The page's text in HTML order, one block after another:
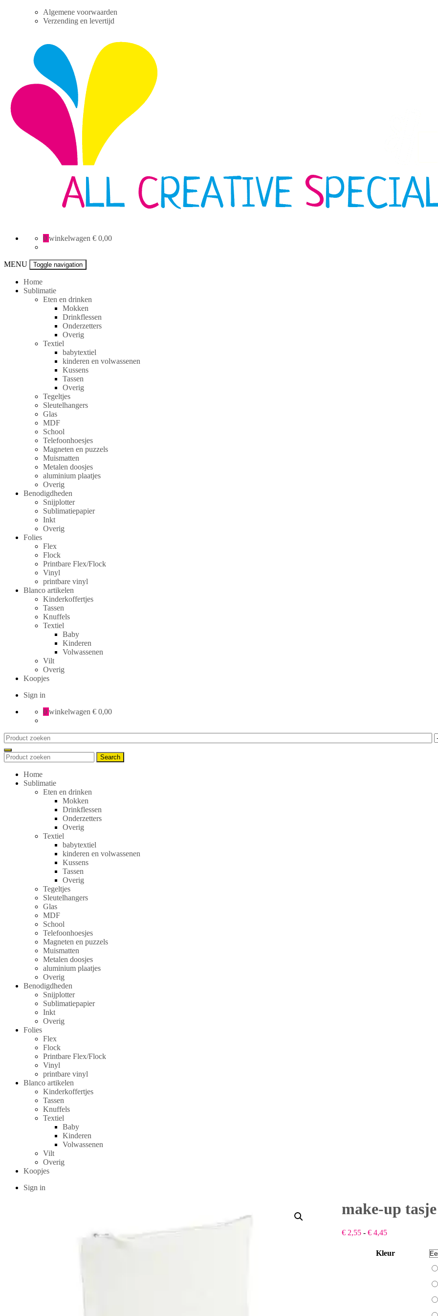
Algemene voorwaarden
Verzending en levertijd
Creative
0 winkelwagen € 0,00
MENU Toggle navigation
Home
Sublimatie
Eten en drinken
Mokken
Drinkflessen
Onderzetters
Overig
Textiel
babytextiel
kinderen en volwassenen
Kussens
Tassen
Overig
Tegeltjes
Sleutelhangers
Glas
MDF
School
Telefoonhoesjes
Magneten en puzzels
Muismatten
Metalen doosjes
aluminium plaatjes
Overig
Benodigdheden
Snijplotter
Sublimatiepapier
Inkt
Overig
Folies
Flex
Flock
Printbare Flex/Flock
Vinyl
printbare vinyl
Blanco artikelen
Kinderkoffertjes
Tassen
Knuffels
Textiel
Baby
Kinderen
Volwassenen
Vilt
Overig
Koopjes
Sign in
0 winkelwagen € 0,00
Search
for:
Search
for:
Search
Home
Sublimatie
Eten en drinken
Mokken
Drinkflessen
Onderzetters
Overig
Textiel
babytextiel
kinderen en volwassenen
Kussens
Tassen
Overig
Tegeltjes
Sleutelhangers
Glas
MDF
School
Telefoonhoesjes
Magneten en puzzels
Muismatten
Metalen doosjes
aluminium plaatjes
Overig
Benodigdheden
Snijplotter
Sublimatiepapier
Inkt
Overig
Folies
Flex
Flock
Printbare Flex/Flock
Vinyl
printbare vinyl
Blanco artikelen
Kinderkoffertjes
Tassen
Knuffels
Textiel
Baby
Kinderen
Volwassenen
Vilt
Overig
Koopjes
Sign in
make-up tasje
€2,55 - €4,45Prijsklasse:
tot
€ 4,45
Kleur
Fel